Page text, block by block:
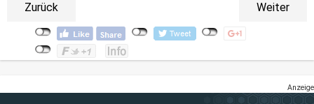
Zurück Weiter
Anzeige